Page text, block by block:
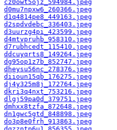
cz0owt5ojz_594984.jpeg
d0mu7npxw6_260366.jpeg
d1q4814pe8_449163.jpeg
d2spdvdebc_336403.jpeg
d3uurzg4pi_423599.jpeg
d4mtvpruhb_958310.jpeg
d7rubhcedt_115410.jpeg
ddcuyqrts8_149264.jpeg
dg95op1z7b_852747.jpeg
dheysu56nc_278376.jpeg
diioun15qb_176275.jpeg
dj4y325m8j_172764.jpeg
dkri3q4nxt_753216.jpeg
dlgj59pa0d_379751.jpeg
dmhxx8tzfa_872648.jpeg
dn1gwc5gtd_848898.jpeg
do3p8e0frh_913863.jpeg